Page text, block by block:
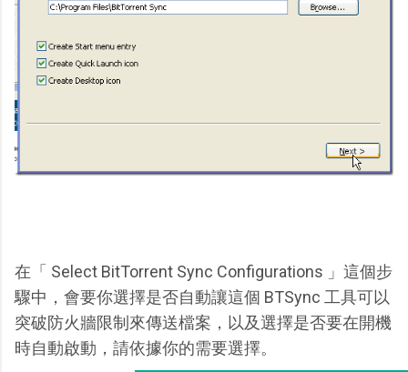
在「 Select BitTorrent Sync Configurations 」這個步
驟中，會要你選擇是否自動讓這個 BTSync 工具可以
突破防火牆限制來傳送檔案，以及選擇是否要在開機
時自動啟動，請依據你的需要選擇。